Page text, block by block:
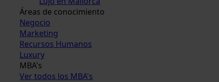
Áreas de conocimiento
Negocio
Marketing
Recursos Humanos
Luxury
MBA's
Ver todos los MBA's